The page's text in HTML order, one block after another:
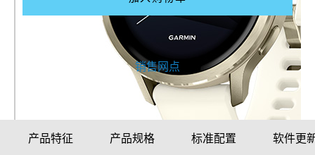
更多购买方式
销售网点
产品特征 产品规格 标准配置 软件更